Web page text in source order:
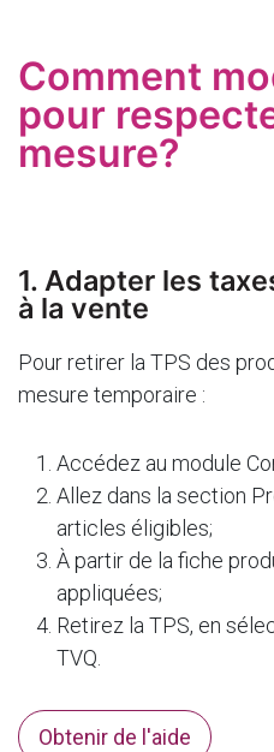
Comment
pour
mesure?
1. Adapter les
à la vente
Pour retirer la TPS des
mesure temporaire :
Accédez au module
Allez dans la section
articles éligibles;
À partir de la fiche
appliquées;
Retirez la TPS, en
TVQ.
Obtenir de l'aide